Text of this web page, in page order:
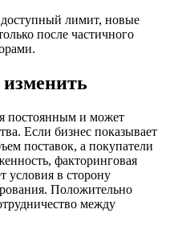
лимит, новые
после частичного
постоянным и может
Если бизнес показывает
поставок, а покупатели
факторинговая
условия в сторону
Положительно
между